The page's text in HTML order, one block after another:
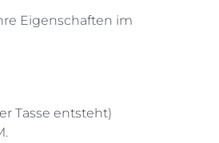
Eigenschaften im
Tasse entsteht)